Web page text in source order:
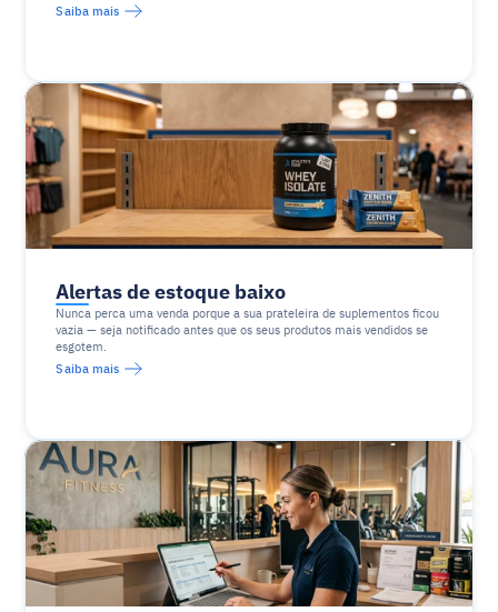
Saiba mais
Alertas de estoque baixo
Nunca perca uma venda porque a sua prateleira de suplementos ficou
vazia — seja notificado antes que os seus produtos mais vendidos se
esgotem.
Saiba mais